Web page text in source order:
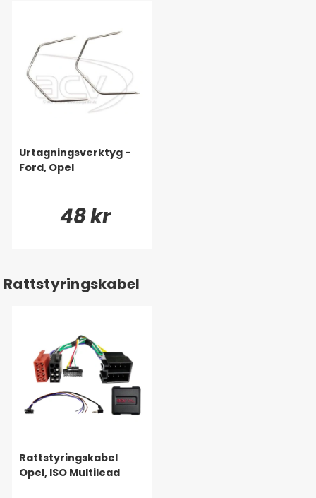
Urtagningsverktyg -
Ford, Opel
48 kr
Rattstyringskabel
Rattstyringskabel
Opel, ISO Multilead